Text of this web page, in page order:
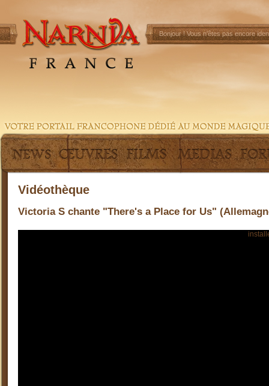
Bonjour !Vous n'êtes pas encore
Vidéothèque
Victoria S chante "There's a Place for Us"